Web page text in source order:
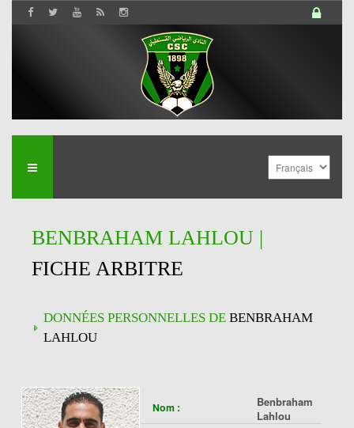
BENBRAHAM LAHLOU |
FICHE ARBITRE
DONNÉES PERSONNELLES DE BENBRAHAM
LAHLOU
Nom :
Benbraham
Lahlou